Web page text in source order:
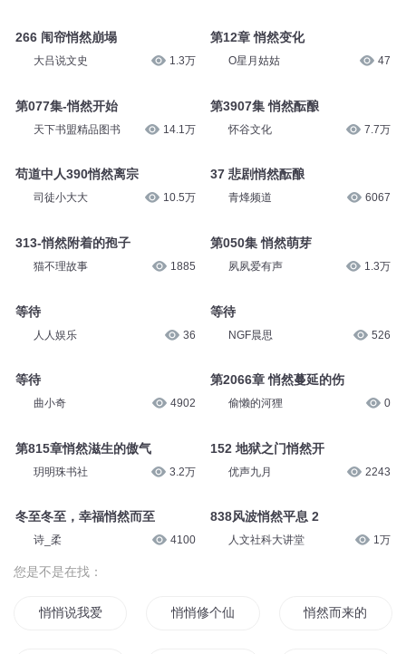
266 闱帘悄然崩塌
大吕说文史 1.3万
第077集-悄然开始
天下书盟精品图书 14.1万
苟道中人390悄然离宗
司徒小大大 10.5万
313-悄然附着的孢子
猫不理故事 1885
等待
人人娱乐 36
等待
曲小奇 4902
第815章悄然滋生的傲气
玥明珠书社 3.2万
冬至冬至，幸福悄然而至
诗_柔 4100
第12章 悄然变化
O星月姑姑 47
第3907集 悄然酝酿
怀谷文化 7.7万
37 悲剧悄然酝酿
青烽频道 6067
第050集 悄然萌芽
夙夙爱有声 1.3万
等待
NGF晨思 526
第2066章 悄然蔓延的伤
偷懒的河狸 0
152 地狱之门悄然开
优声九月 2243
838风波悄然平息 2
人文社科大讲堂 1万
您是不是在找：
悄悄说我爱你 悄悄修个仙 悄然而来的你